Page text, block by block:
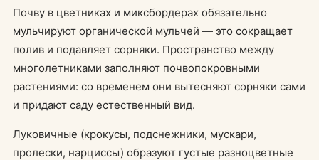
Почву в цветниках и миксбордерах обязательно
мульчируют органической мульчей — это сокращает
полив и подавляет сорняки. Пространство между
многолетниками заполняют почвопокровными
растениями: со временем они вытесняют сорняки сами
и придают саду естественный вид.
Луковичные (крокусы, подснежники, мускари,
пролески, нарциссы) образуют густые разноцветные